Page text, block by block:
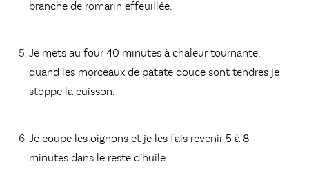
branche de romarin effeuillée.
Je mets au four 40 minutes à chaleur tournante,
quand les morceaux de patate douce sont tendres je
stoppe la cuisson.
Je coupe les oignons et je les fais revenir 5 à 8
minutes dans le reste d’huile.